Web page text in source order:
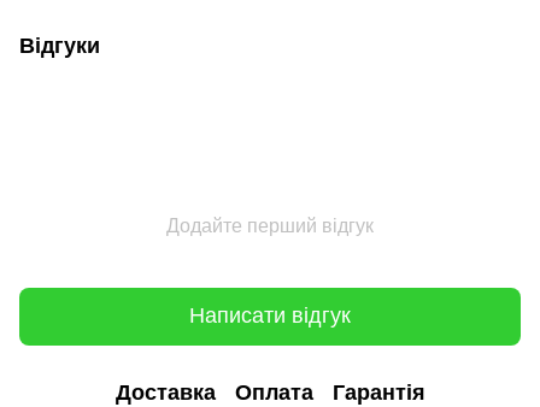
Відгуки
Додайте перший відгук
Написати відгук
Доставка Оплата Гарантія